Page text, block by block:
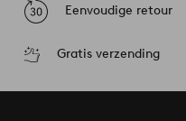
Eenvoudige retour
Gratis verzending